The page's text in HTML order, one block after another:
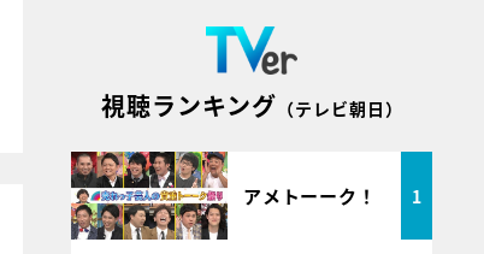
視聴ランキング （テレビ朝日）
アメトーーク！ 1